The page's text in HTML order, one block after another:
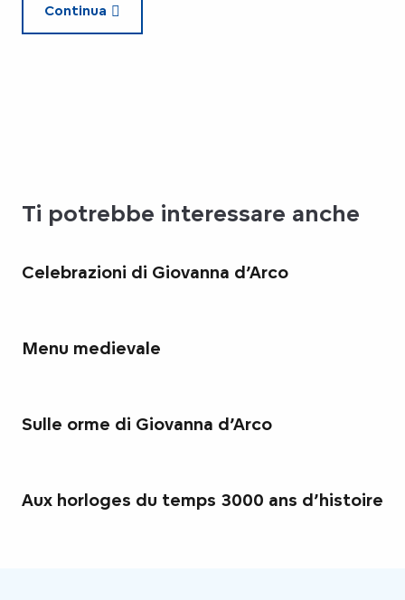
Continua
Ti potrebbe interessare anche
Celebrazioni di Giovanna d’Arco
Menu medievale
Sulle orme di Giovanna d’Arco
Aux horloges du temps 3000 ans d’histoire